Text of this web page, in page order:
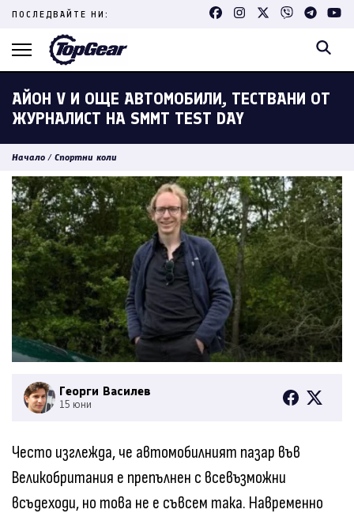
Skip
content
Enter)
ПОСЛЕДВАЙТЕ НИ:
АЙОН V И ОЩЕ АВТОМОБИЛИ, ТЕСТВАНИ ОТ
ЖУРНАЛИСТ НА SMMT TEST DAY
Начало / Спортни коли
Георги Василев
15 юни
Често изглежда, че автомобилният пазар във
Великобритания е препълнен с всевъзможни
всъдеходи, но това не е съвсем така. Навременно